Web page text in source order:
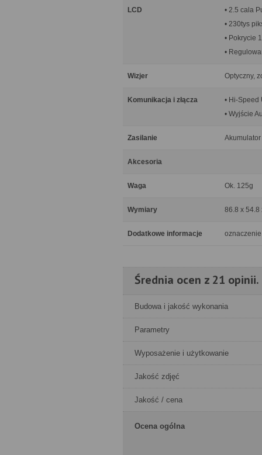
LCD
• 2.5 cala
• 230tys
• Pokrycie
•
Wizjer Optyczny,
Komunikacja i złącza
• Hi-Speed
• Wyjście
Zasilanie
Akcesoria
Waga Ok. 125g
Wymiary 86.8 x 54.8
Dodatkowe informacje
Średnia ocen z 21 opinii.
Budowa i jakość wykonania
Parametry
Wyposażenie i użytkowanie
Jakość zdjęć
Jakość / cena
Ocena ogólna